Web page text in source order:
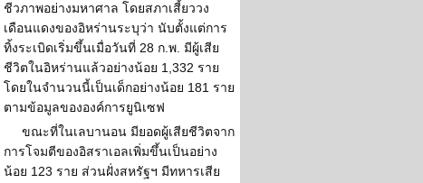
ชีวภาพอย่างมหาศาล โดยสภาเสี้ยววง
เดือนแดงของอิหร่านระบุว่า นับตั้งแต่การ
ทิ้งระเบิดเริ่มขึ้นเมื่อวันที่ 28 ก.พ. มีผู้เสีย
ชีวิตในอิหร่านแล้วอย่างน้อย 1,332 ราย
โดยในจำนวนนี้เป็นเด็กอย่างน้อย 181 ราย
ตามข้อมูลขององค์การยูนิเซฟ
ขณะที่ในเลบานอน มียอดผู้เสียชีวิตจาก
การโจมตีของอิสราเอลเพิ่มขึ้นเป็นอย่าง
น้อย 123 ราย ส่วนฝั่งสหรัฐฯ มีทหารเสีย